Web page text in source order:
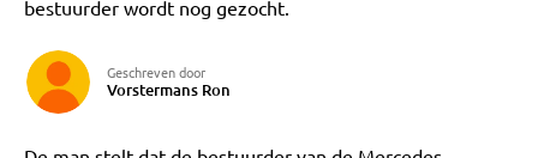
bestuurder wordt nog gezocht.
Geschreven door
Vorstermans Ron